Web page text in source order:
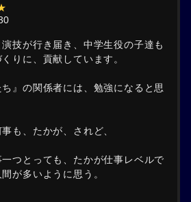
技が行き届き、中学生役の子達も
りに、貢献しています。
』の関係者には、勉強になると思
も、たかが、されど、
つとっても、たかが仕事レベルで
が多いように思う。